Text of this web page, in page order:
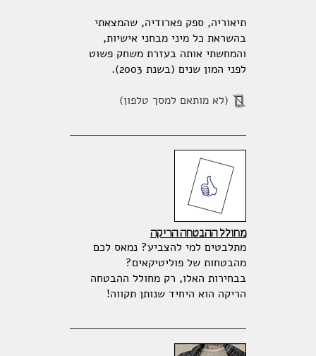
תיאוריה, ספק פארודיה, שהמצאתי
בהשראת כל מיני מבחני אישיות,
והמחשתי אותה בעזרת משחק פשוט
לפני המון שנים (בשנת 2003).
(לא מותאם למסך טלפון)
מחולל ההבטחה הריקה
מתלבטים למי להצביע? נמאס לכם
מהבטחות של פוליטיקאים?
בבחירות האלו, רק מחולל ההבטחה
הריקה הוא היחיד שנותן תקווה!